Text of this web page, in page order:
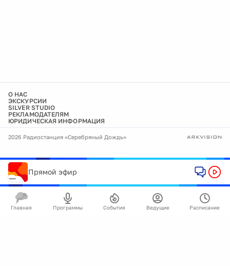
О НАС
ЭКСКУРСИИ
SILVER STUDIO
РЕКЛАМОДАТЕЛЯМ
ЮРИДИЧЕСКАЯ ИНФОРМАЦИЯ
2026 Радиостанция «Серебряный Дождь»
Прямой эфир
Главная Программы События Ведущие Расписание